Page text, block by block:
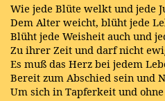
Wie jede Blüte welkt und jede
Dem Alter weicht, blüht jede
Blüht jede Weisheit auch und
Zu ihrer Zeit und darf nicht
Es muß das Herz bei jedem
Bereit zum Abschied sein und
Um sich in Tapferkeit und